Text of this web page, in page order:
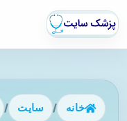
خانه / سایت /